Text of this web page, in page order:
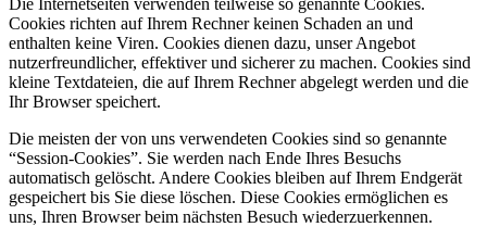
Cookies richten auf Ihrem Rechner keinen Schaden an und
enthalten keine Viren. Cookies dienen dazu, unser Angebot
nutzerfreundlicher, effektiver und sicherer zu machen. Cookies sind
kleine Textdateien, die auf Ihrem Rechner abgelegt werden und die
Ihr Browser speichert.
Die meisten der von uns verwendeten Cookies sind so genannte
“Session-Cookies”. Sie werden nach Ende Ihres Besuchs
automatisch gelöscht. Andere Cookies bleiben auf Ihrem Endgerät
gespeichert bis Sie diese löschen. Diese Cookies ermöglichen es
uns, Ihren Browser beim nächsten Besuch wiederzuerkennen.